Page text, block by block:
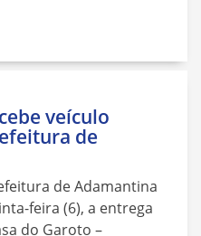
veículo
de
de Adamantina
feira (6), a entrega
do Garoto –